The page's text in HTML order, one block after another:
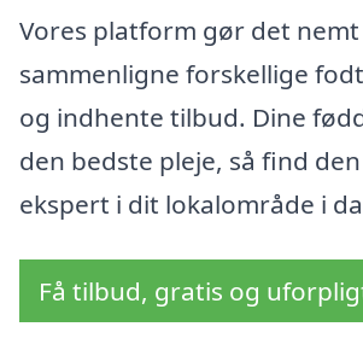
Vores platform gør det
sammenligne forskellige
og indhente tilbud. Dine
den bedste pleje, så find
ekspert i dit lokalområde i
Få tilbud, gratis og